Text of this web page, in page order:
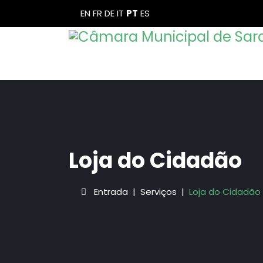
ENFR DEIT PT ES
Loja do Cidadão
Entrada Serviços Loja do Cidadão